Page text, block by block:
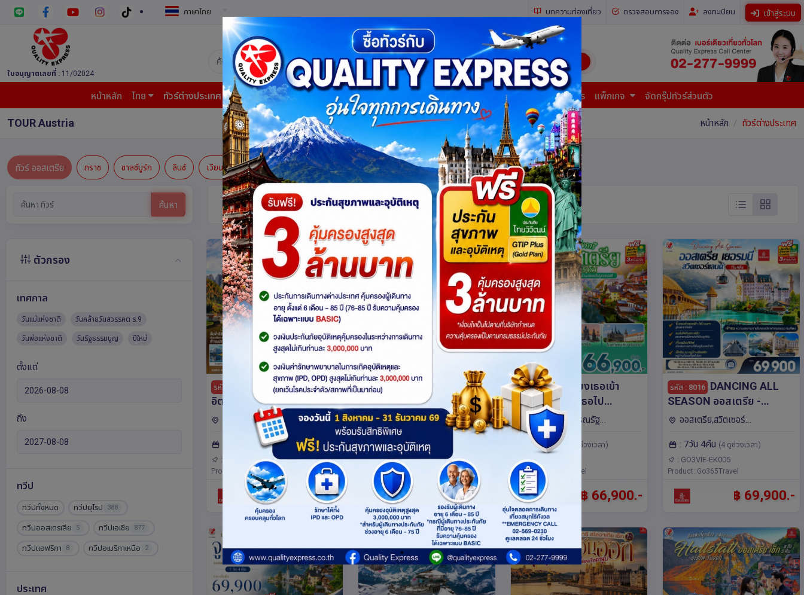
ภาษาไทย บทความท่องเที่ยว ตรวจสอบการจอง ลงทะเบียน เข้าสู่ระบบ
ใบอนุญาตเลขที่ : 11/02024
บริษัท ควอลิตี้ เอ็กซ์เพรส จำกัด ผู้เชี่ยวชาญด้านการท่องเที่ยว ทัวร์ ในประเทศ และ ต่างประเทศ (เที่ยวทั่วโลก)
หน้าหลัก ไทย ทัวร์ต่างประเทศ บินต้นทาง แพ็กเกจทัวร์ บัตรเข้าชม JR Pass เรือสำราญ บริการยื่นเอกสาร แพ็กเกจ จัดกรุ๊ปทัวร์ส่วนตัว
TOUR Austria หน้าหลัก ทัวร์ต่างประเทศ
ทัวร์ ออสเตรีย กราซ ซาลซ์บูร์ก ลินซ์ เวียนนา อินส์บรุค ซ่อน
ค้นหา
ตัวกรอง
เทศกาล
วันแม่แห่งชาติ วันคล้ายวันสวรรคต ร.9
วันพ่อแห่งชาติ วันรัฐธรรมนูญ ปีใหม่
ตั้งแต่
ถึง
ทวีป
ทวีปทั้งหมด ทวีปยุโรป 388
ทวีปออสเตรเลีย 5 ทวีปเอเชีย 877
ทวีปแอฟริกา 8 ทวีปอเมริกาเหนือ 2
ประเทศ
ทัวร์ ออสเตรีย
รหัส : 16641
เยอรมนี ออสเตรีย
อิตาลี เขยโดโลไมต์ สะใภ้เจ
ลาโต้ เที่ยวอุทยานแห่งชาติโด
โลไมท์ สวยมาก บรรยากาศ
ใบไม้เปลี่ยนสี ชิมไอติมเจลา
โต้ที่อิตาลีประเทศต้นกำเนิด 7
วัน 4 คืน โดยสายการบิน
EMIRATES (EK)
ออสเตรีย,เยอรมนี,อิตาลี,ยุโรป มิ
วนิค,มิลาน,เวโรนา,อินส์บรุค
: 7วัน 4คืน(5 ดูช่วงเวลา)
: 2UMUC-EK026
Product: 2UCenter
฿ 56,900.-
รหัส : 16411
ประเทศ ออสเตรีย – สโลวา
เกีย - เชก - เยอรมนี – ลิก
เตนสไตน์ - สวิตเซอร์แลนด์ 7
วัน 4 คืน โดยสายการบิน
TURKISH (TK)
ออสเตรีย,สวิตเซอร์แลนด์,สา
ธารณรัฐเชก,เยอรมนี,ลิกเตนส
ไตน์,สโลวาเกีย,ยุโรป มิวนิค,ซูริค,บราติ
สลาวา,ปราก,ลูเซิร์น,เวียนนา,เซสกี ครุ
มลอฟ,ซูก,วาดุซ
: 7วัน 4คืน(1 ดูช่วงเวลา)
: GO3VIE-TK001
Product: Go365Travel
฿ 66,900.-
รหัส : 16414 เหวี่ยงเธอเข้า
ปราก แล้วลากเธอไป
บูดาเปสต์ เชก ออสเตรีย
ฮังการี 8 วัน 5 คืน โดยสาย
การบิน TURKISH (TK)
ออสเตรีย,สาธารณรัฐ
เชก,ฮังการี,ยุโรป คาร์โลวี
วารี,ปราก,ซาลซ์บูร์ก,เวียนนา,เซสกี ครุ
มลอฟ
: 8วัน 5คืน
(1 ดูช่วงเวลา)
: GO3PRG-TK001
Product: Go365Travel
฿ 66,900.-
รหัส : 8016 DANCING ALL
SEASON ออสเตรีย -
เยอรมนี - สวิตเซอร์แลนด์ 7
EMIRATES (EK)
ออสเตรีย,สวิตเซอร์
ลาเคน,ซูริค,ลูเซิร์น,เวียนนา,สวิตเซอร์
แลนด์,เยอรมนี,ออสเตรีย-เยอรมนี-ส
วิตเซอร์แลนด์,ออสเตรีย,ซูก
: 7วัน 4คืน (4 ดูช่วงเวลา)
: GO3VIE-EK005
Product: Go365Travel
฿ 69,900.-